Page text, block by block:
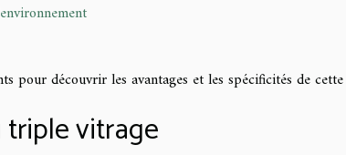
pour découvrir les avantages et les spécificités de
vitrage